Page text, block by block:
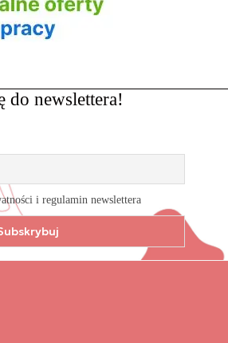
do newslettera!
i regulamin newslettera